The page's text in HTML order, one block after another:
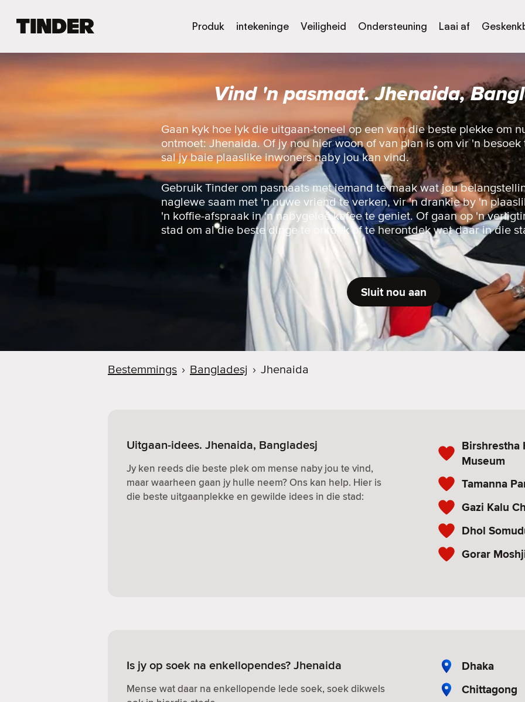
e
s
b
l
Produk intekeninge Veiligheid Ondersteuning Laai af
Vind 'n pasmaat. Jhenaida,
Gaan kyk hoe lyk die uitgaan-toneel op een van die beste plekke om
ontmoet: Jhenaida. Of jy nou hier woon of van plan is om vir 'n besoek
sal jy baie plaaslike inwoners naby jou kan vind.
Gebruik Tinder om pasmaats met iemand te maak wat jou
naglewe saam met 'n nuwe vriend te verken, vir 'n drankie by 'n
'n koffie-afspraak in 'n nabygeleë kafee te geniet. Of gaan op 'n
stad om al die beste dinge te ontdek of te herontdek wat daar in die
Sluit nou aan
Bestemmings › Bangladesj › Jhenaida
Uitgaan-idees. Jhenaida, Bangladesj
Jy ken reeds die beste plek om mense naby jou te vind,
maar waarheen gaan jy hulle neem? Ons kan help. Hier is
die beste uitgaanplekke en gewilde idees in die stad:
Birshrestha
Museum
Tamanna
Gazi Kalu
Dhol
Gorar
Is jy op soek na enkellopendes? Jhenaida
Mense wat daar na enkellopende lede soek, soek dikwels
Dhaka
Chittagong